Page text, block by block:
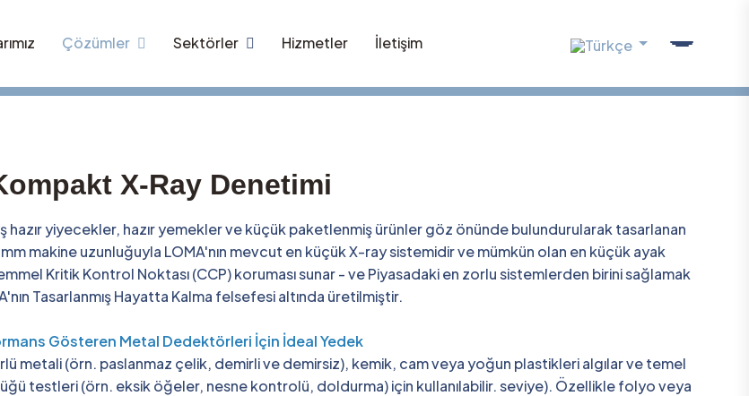
Çözümler Sektörler Hizmetler İletişim
X-Ray Denetimi
hazır yiyecekler, hazır yemekler ve küçük paketlenmiş ürünler göz önünde bulundurularak tasarlanan
makine uzunluğuyla LOMA'nın mevcut en küçük X-ray sistemidir ve mümkün olan en küçük ayak
Kritik Kontrol Noktası (CCP) koruması sunar - ve Piyasadaki en zorlu sistemlerden birini sağlamak
Tasarlanmış Hayatta Kalma felsefesi altında üretilmiştir.
Gösteren Metal Dedektörleri İçin İdeal Yedek
metali (örn. paslanmaz çelik, demirli ve demirsiz), kemik, cam veya yoğun plastikleri algılar ve temel
testleri (örn. eksik öğeler, nesne kontrolü, doldurma) için kullanılabilir. seviye). Özellikle folyo veya